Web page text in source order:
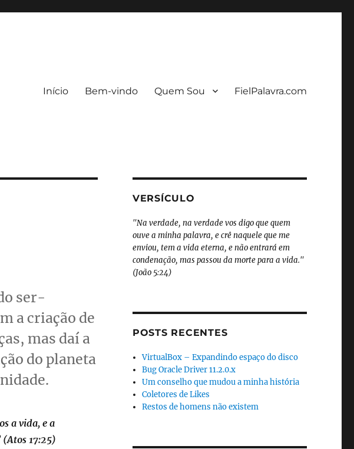
Início Bem-vindo Quem Sou FielPalavra.com
ser-
a criação de
mas daí a
do planeta
a vida, e a
(Atos 17:25)
VERSÍCULO
"Na verdade, na verdade vos digo que quem
ouve a minha palavra, e crê naquele que me
enviou, tem a vida eterna, e não entrará em
condenação, mas passou da morte para a vida."
(João 5:24)
POSTS RECENTES
VirtualBox – Expandindo espaço do disco
Bug Oracle Driver 11.2.0.x
Um conselho que mudou a minha história
Coletores de Likes
Restos de homens não existem